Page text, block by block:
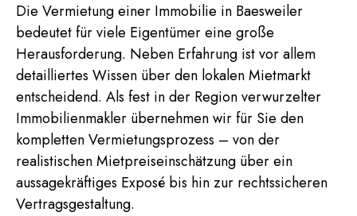
Die Vermietung einer Immobilie in Baesweiler
bedeutet für viele Eigentümer eine große
Herausforderung. Neben Erfahrung ist vor allem
detailliertes Wissen über den lokalen Mietmarkt
entscheidend. Als fest in der Region verwurzelter
Immobilienmakler übernehmen wir für Sie den
kompletten Vermietungsprozess – von der
realistischen Mietpreiseinschätzung über ein
aussagekräftiges Exposé bis hin zur rechtssicheren
Vertragsgestaltung.